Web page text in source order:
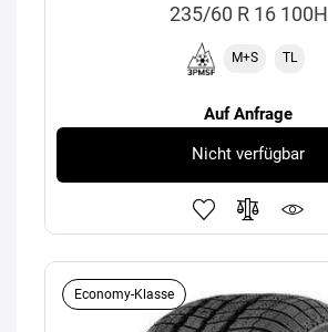
235/60 R 16 100H
M+S TL
Auf Anfrage
Nicht verfügbar
Economy-Klasse